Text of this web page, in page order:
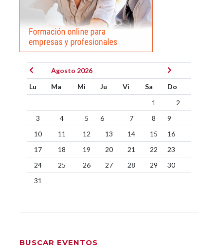
Agosto 2026
Lu
Ma Mi Ju Vi Sa
Do
1
2
3
4 5 6 7 8
9
10
11 12 13 14 15
16
17
18 19 20 21 22
23
24
25 26 27 28 29
30
31
BUSCAR EVENTOS